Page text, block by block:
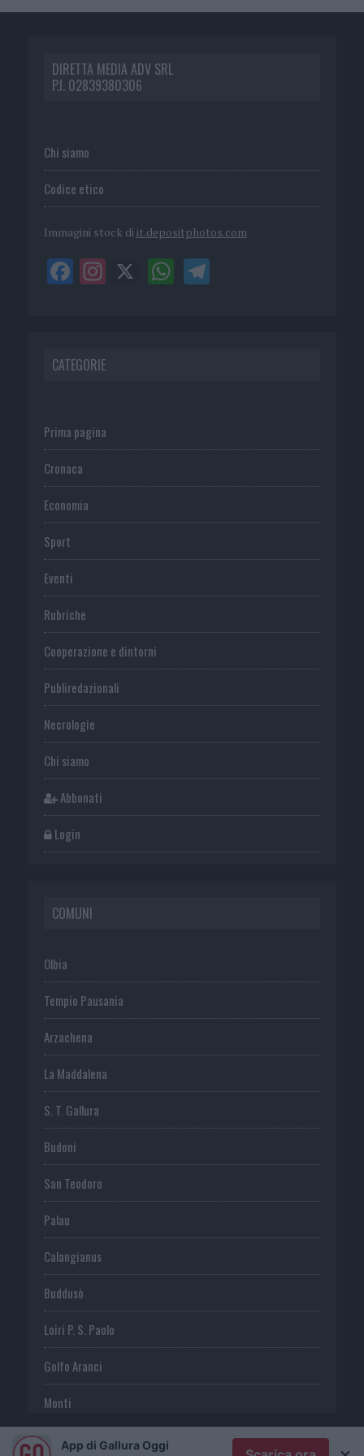
DIRETTA MEDIA ADV SRL
P.I. 02839380306
Chi siamo
Codice etico
Immagini stock di it.depositphotos.com
CATEGORIE
Prima pagina
Cronaca
Economia
Sport
Eventi
Rubriche
Cooperazione e dintorni
Publiredazionali
Necrologie
Chi siamo
Abbonati
Login
COMUNI
Olbia
Tempio Pausania
Arzachena
La Maddalena
S. T. Gallura
Budoni
San Teodoro
Palau
Calangianus
Buddusò
Loiri P. S. Paolo
Golfo Aranci
Monti
TeltiApp di Gallura Oggi